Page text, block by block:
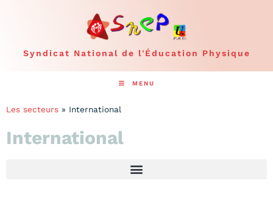
Syndicat National de l'Éducation Physique
MENU
Les secteurs » International
International